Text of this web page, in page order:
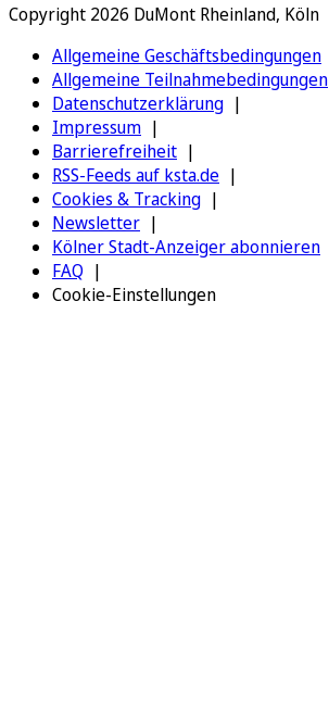
Copyright 2026 DuMont Rheinland, Köln
Allgemeine Geschäftsbedingungen
Allgemeine Teilnahmebedingungen
Datenschutzerklärung
Impressum
Barrierefreiheit
RSS-Feeds auf ksta.de
Cookies & Tracking
Newsletter
Kölner Stadt-Anzeiger abonnieren
FAQ
Cookie-Einstellungen